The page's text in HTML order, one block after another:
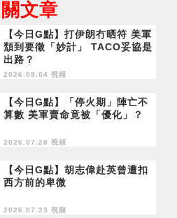
文章
【今日G點】打伊朗冇晒符 美軍
頹到要徵「妙計」 TACO妥協是
出路？
2026.08.04 視頻
【今日G點】「停火期」陣亡不
算數 美軍賣命竟被「優化」？
2026.07.28 視頻
【今日G點】胡志偉赴英曾遭扣
西方前的卑微
2026.07.23 視頻